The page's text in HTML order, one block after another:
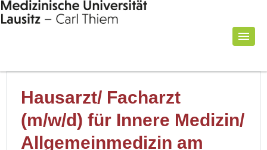
Hausarzt/ Facharzt
(m/w/d) für Innere Medizin/
Allgemeinmedizin am